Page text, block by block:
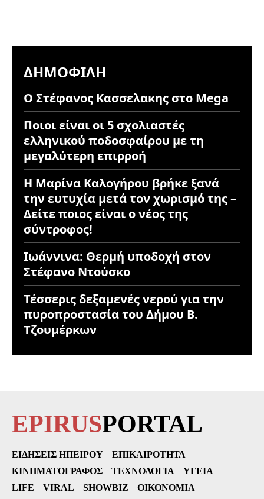
ΔΗΜΟΦΙΛΉ
Ο Στέφανος Κασσελακης στο Mega
Ποιοι είναι οι 5 σχολιαστές
ελληνικού ποδοσφαίρου με τη
μεγαλύτερη επιρροή
Η Μαρίνα Καλογήρου βρήκε ξανά
την ευτυχία μετά τον χωρισμό της –
Δείτε ποιος είναι ο νέος της
σύντροφος!
Ιωάννινα: Θερμή υποδοχή στον
Στέφανο Ντούσκο
Τέσσερις δεξαμενές νερού για την
πυροπροστασία του Δήμου Β.
Τζουμέρκων
EPIRUSPORTAL
ΕΙΔΉΣΕΙΣ ΗΠΕΊΡΟΥ
ΕΠΙΚΑΙΡΌΤΗΤΑ
ΚΙΝΗΜΑΤΟΓΡΆΦΟΣ
ΤΕΧΝΟΛΟΓΊΑ
ΥΓΕΊΑ
LIFE
VIRAL SHOWBIZ
ΟΙΚΟΝΟΜΊΑ